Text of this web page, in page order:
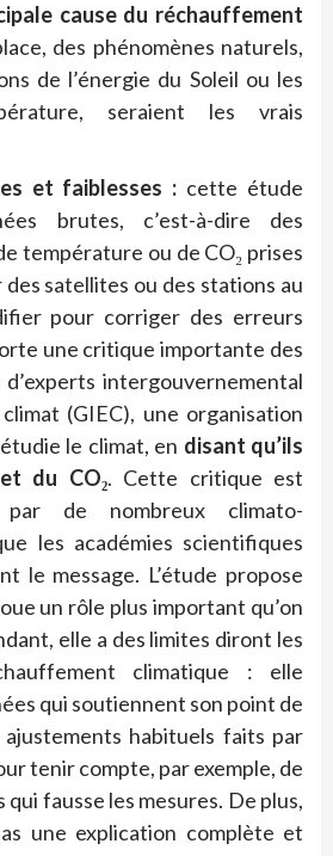
cause du réchauffement
des phénomènes naturels,
de l’énergie du Soleil ou les
seraient les vrais
et faiblesses : cette étude
brutes, c’est-à-dire des
température ou de CO₂ prises
des satellites ou des stations au
pour corriger des erreurs
une critique importante des
intergouvernemental
(GIEC), une organisation
le climat, en disant qu’ils
du CO₂. Cette critique est
par de nombreux climato-
les académies scientifiques
le message. L’étude propose
un rôle plus important qu’on
elle a des limites diront les
climatique : elle
qui soutiennent son point de
habituels faits par
tenir compte, par exemple, de
qui fausse les mesures. De plus,
une explication complète et